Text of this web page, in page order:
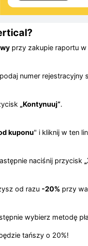
przy zakupie raportu w
podaj numer rejestracyjny
„Kontynuuj”.
kuponu" i kliknij w ten
naciśnij przycisk
od razu -20% przy
wybierz metodę
tańszy o 20%!